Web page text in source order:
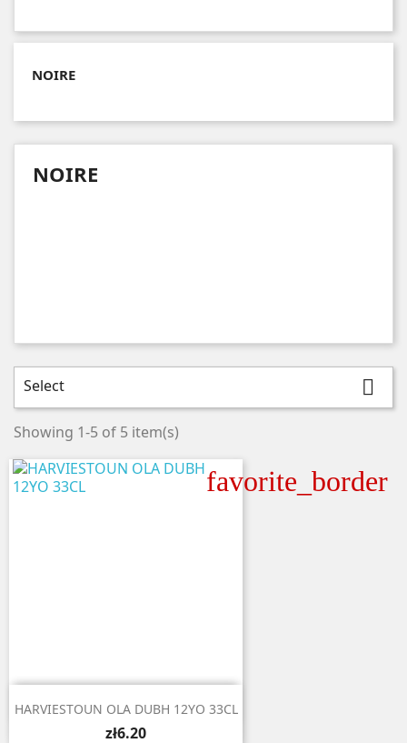
NOIRE
NOIRE
Select 
Showing 1-5 of 5 item(s)
favorite_border
 Quick view
HARVIESTOUN OLA DUBH 12YO 33CL
zł6.20